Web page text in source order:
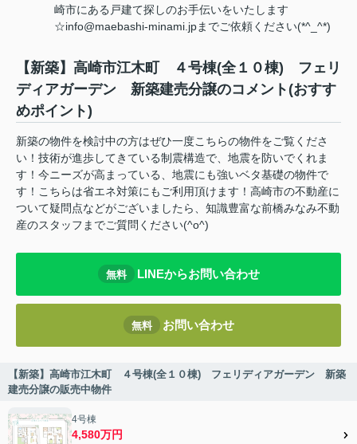
崎市にある戸建て探しのお手伝いをいたします
☆info@maebashi-minami.jpまでご依頼ください(*^_^*)
【新築】高崎市江木町 ４号棟(全１０棟) フェリ
ディアガーデン 新築建売分譲のコメント(おすす
めポイント)
新築の物件を検討中の方はぜひ一度こちらの物件をご覧くださ
い！技術が進歩してきている制震構造で、地震を防いでくれま
す！今ニーズが高まっている、地震にも強いベタ基礎の物件で
す！こちらは省エネ対策にもご利用頂けます！高崎市の不動産に
ついて疑問点などがございましたら、知識豊富な前橋みなみ不動
産のスタッフまでご質問ください(^o^)
無料 LINEからお問い合わせ
無料 お問い合わせ
【新築】高崎市江木町 ４号棟(全１０棟) フェリディアガーデン 新築
建売分譲の販売中物件
4号棟
4,580万円